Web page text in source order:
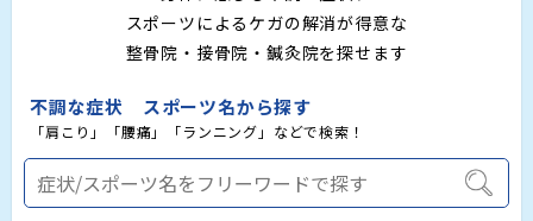
スポーツによるケガの解消が得意な
整骨院・接骨院・鍼灸院を探せます
不調な症状 スポーツ名から探す
「肩こり」「腰痛」「ランニング」などで検索！